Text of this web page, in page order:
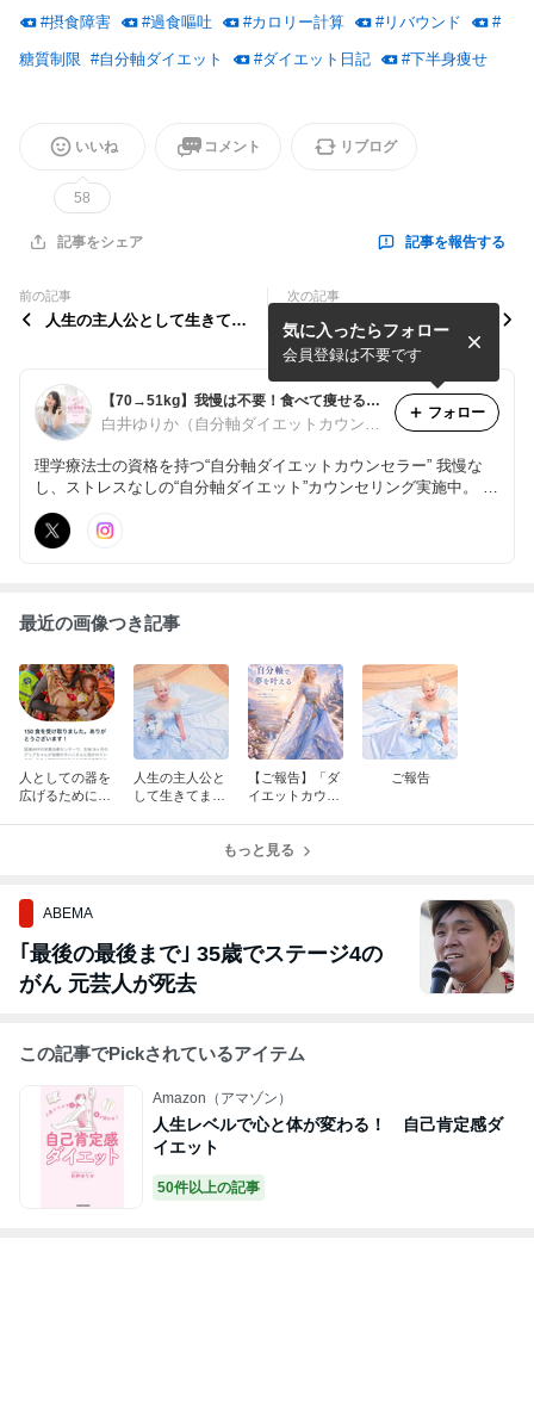
#摂食障害 #過食嘔吐 #カロリー計算 #リバウンド #
糖質制限 #自分軸ダイエット #ダイエット日記 #下半身痩せ
いいね
58
コメント リブログ
記事をシェア 記事を報告する
前の記事
人生の主人公として生きてま
次の記事
【ご報告】「ダイエットカウ
ンセラー」を手放して、次の
ステージに進みます
【70→51kg】我慢は不要！食べて痩せるダイエット法♡自分軸でありのままの自分を好きになる
理学療法士の資格を持つ“自分軸ダイエットカウンセラー” 我慢な
し、ストレスなしの“自分軸ダイエット”カウンセリング実施中。 楽
しくて、自分らしく輝ける、リバウンドしないダイエットをしませ
んか？
気に入ったらフォロー
会員登録は不要です
フォロー
最近の画像つき記事
人としての器を
広げるために一
人生の主人公と
して生きてます
【ご報告】「ダ
イエットカウン
ージに進みます
ご報告
もっと見る
ABEMA
｢最後の最後まで｣ 35歳でステージ4の
がん 元芸人が死去
この記事でPickされているアイテム
Amazon（アマゾン）
人生レベルで心と体が変わる！ 自己肯定感ダ
イエット
50件以上の記事